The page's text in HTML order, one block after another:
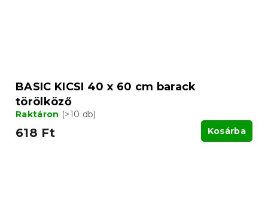
BASIC KICSI 40 x 60 cm barack
törölköző
Raktáron (>10 db)
618 Ft Kosárba